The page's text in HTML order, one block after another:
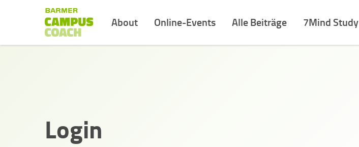
About Online-Events Alle Beiträge 7Mind Study
Login